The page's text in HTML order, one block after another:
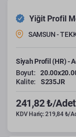
Yiğit Profil
SAMSUN -
Siyah Profil (HR) -
Boyut:
Kalite:
S235JR
241,82 ₺/Adet
KDV Hariç: 219,84 ₺/